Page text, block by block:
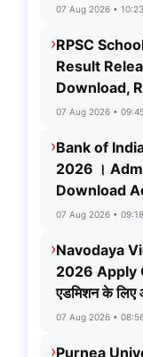
07 Aug 2026 •
›RPSC
Result
Download,
07 Aug 2026 •
›Bank of
2026 ।
Download
07 Aug 2026 •
›Navodaya
2026 Apply
एडमिशन के
07 Aug 2026 •
›Purnea